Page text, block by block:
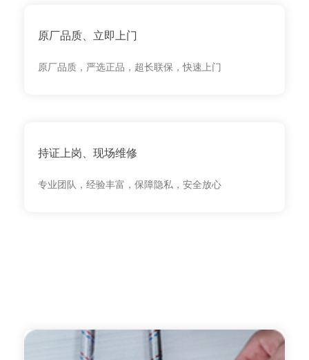
原厂品质、立即上门
原厂品质，严选正品，超长联保，快速上门
持证上岗、现场维修
专业团队，经验丰富，保障隐私，安全放心